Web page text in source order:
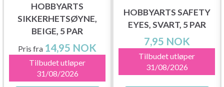
HOBBYARTS
SIKKERHETSØYNE,
BEIGE, 5 PAR
Pris fra 14,95 NOK
Tilbudet utløper
31/08/2026
HOBBYARTS SAFETY
EYES, SVART, 5 PAR
7,95 NOK
Tilbudet utløper
31/08/2026